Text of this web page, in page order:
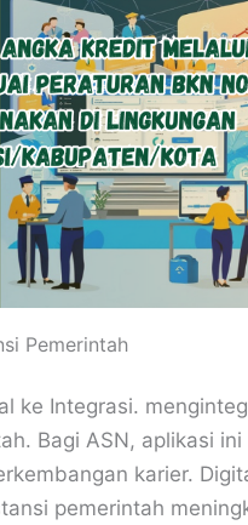
Pemerintah
ke Integrasi.
Bagi ASN, aplikasi
karier.
pemerintah